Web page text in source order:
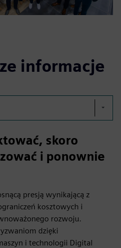
informacje
skoro
i ponownie
presją wynikającą z
kosztowych i
rozwoju.
dzięki
i technologii Digital